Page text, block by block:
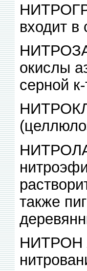
входит в
окислы
серной
также
НИТРОН